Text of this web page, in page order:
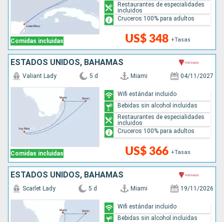
Comidas incluidas US$ 348 +Tasas
Restaurantes de especialidades
incluidos
Cruceros 100% para adultos
ESTADOS UNIDOS, BAHAMAS
Comidas incluidas
Valiant Lady 5 d Miami 04/11/2027
US$ 366 +Tasas
Wifi estándar incluido
Bebidas sin alcohol incluidas
Restaurantes de especialidades
incluidos
Cruceros 100% para adultos
ESTADOS UNIDOS, BAHAMAS
Scarlet Lady 5 d Miami 19/11/2026
Wifi estándar incluido
Bebidas sin alcohol incluidas